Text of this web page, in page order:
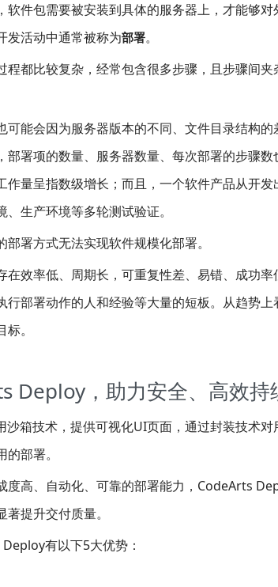
软件包需要被安装到具体的服务器上，才能够
发活动中通常被称为部署。
程都比较复杂，经常包含很多步骤，且步骤间
可能会因为服务器版本的不同、文件目录结构
部署项的数量、服务器数量、每次部署的步骤
作量呈指数级增长；而且，一个软件产品从开
生产环境等多轮测试验证。
署方式无法实现软件规模化部署。
在效率低、周期长，可重复性差、易错、成功
行部署动作的人和经验等大量的短板。从趋势
。
Deploy，助力安全、高效持
箱技术，提供可视化UI页面，通过封装技术
部署。
度高、自动化、可靠的部署能力，CodeArts
提升交付质量。
有以下5大优势：